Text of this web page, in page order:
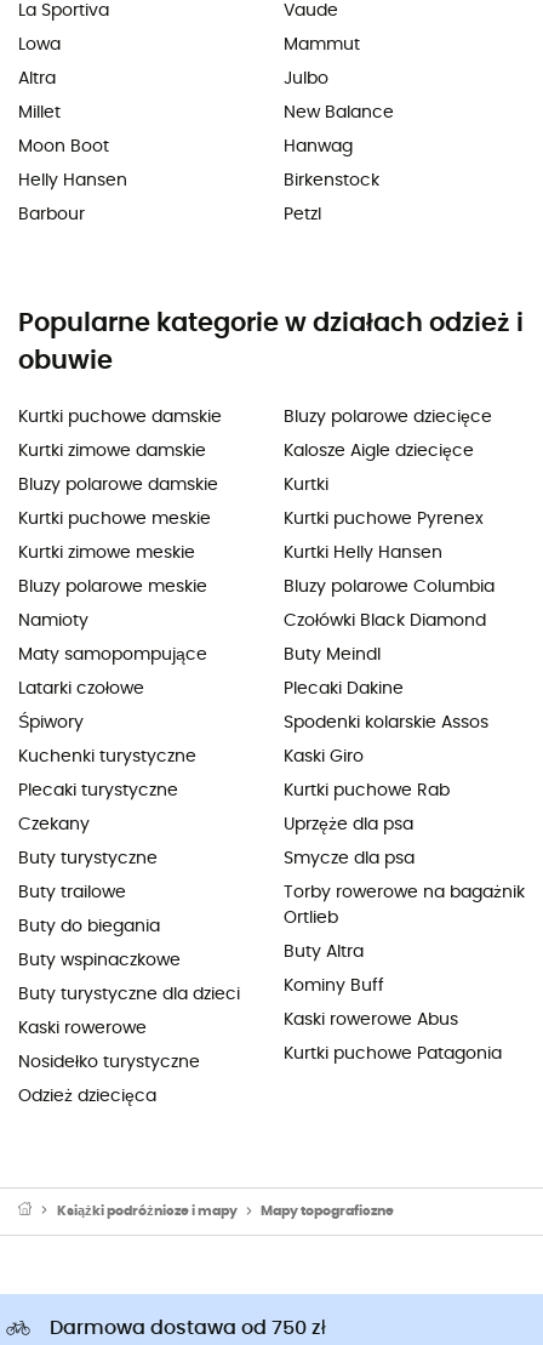
La Sportiva
Lowa
Altra
Millet
Moon Boot
Helly Hansen
Barbour
Vaude
Mammut
Julbo
New Balance
Hanwag
Birkenstock
Petzl
Popularne kategorie w działach odzież i
obuwie
Kurtki puchowe damskie
Kurtki zimowe damskie
Bluzy polarowe damskie
Kurtki puchowe meskie
Kurtki zimowe meskie
Bluzy polarowe meskie
Namioty
Maty samopompujące
Latarki czołowe
Śpiwory
Kuchenki turystyczne
Plecaki turystyczne
Czekany
Buty turystyczne
Buty trailowe
Buty do biegania
Buty wspinaczkowe
Buty turystyczne dla dzieci
Kaski rowerowe
Nosidełko turystyczne
Odzież dziecięca
Bluzy polarowe dziecięce
Kalosze Aigle dziecięce
Kurtki
Kurtki puchowe Pyrenex
Kurtki Helly Hansen
Bluzy polarowe Columbia
Czołówki Black Diamond
Buty Meindl
Plecaki Dakine
Spodenki kolarskie Assos
Kaski Giro
Kurtki puchowe Rab
Uprzęże dla psa
Smycze dla psa
Torby rowerowe na bagażnik
Ortlieb
Buty Altra
Kominy Buff
Kaski rowerowe Abus
Kurtki puchowe Patagonia
Książki podróżnicze i mapy Mapy topograficzne
Darmowa dostawa od 750 zł